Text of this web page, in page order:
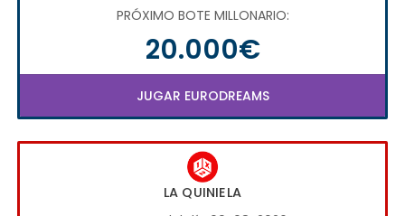
PRÓXIMO BOTE MILLONARIO:
20.000€
JUGAR EURODREAMS
LA QUINIELA